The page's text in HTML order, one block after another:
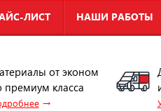
ЛИСТ НАШИ РАБОТЫ
от эконом
премиум класса
→